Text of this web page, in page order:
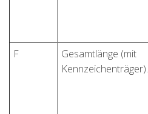
F
Gesamtlänge (mit
Kennzeichenträger).